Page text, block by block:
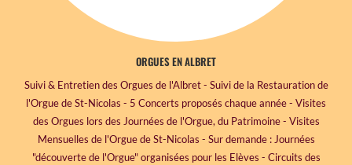
ORGUES EN ALBRET
Suivi & Entretien des Orgues de l'Albret - Suivi de la Restauration de
l'Orgue de St-Nicolas - 5 Concerts proposés chaque année - Visites
des Orgues lors des Journées de l'Orgue, du Patrimoine - Visites
Mensuelles de l'Orgue de St-Nicolas - Sur demande : Journées
"découverte de l'Orgue" organisées pour les Elèves - Circuits des